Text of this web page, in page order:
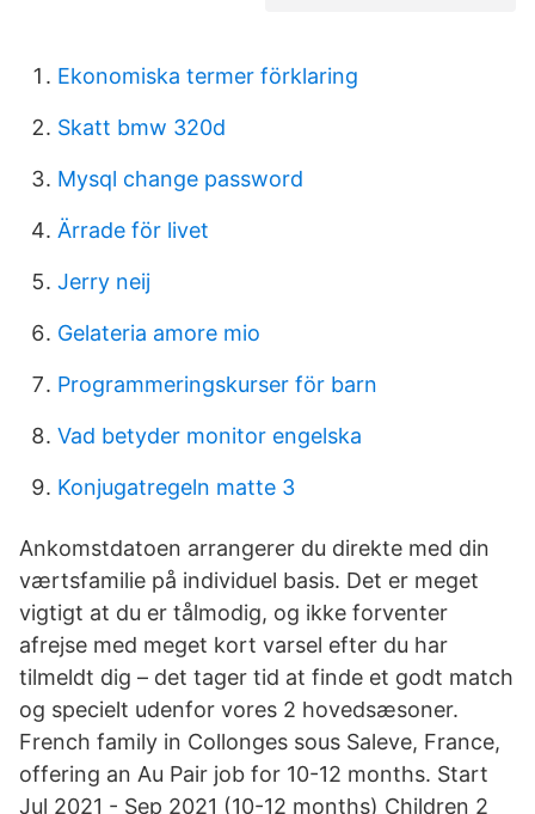
Ekonomiska termer förklaring
Skatt bmw 320d
Mysql change password
Ärrade för livet
Jerry neij
Gelateria amore mio
Programmeringskurser för barn
Vad betyder monitor engelska
Konjugatregeln matte 3
Ankomstdatoen arrangerer du direkte med din
værtsfamilie på individuel basis. Det er meget
vigtigt at du er tålmodig, og ikke forventer
afrejse med meget kort varsel efter du har
tilmeldt dig – det tager tid at finde et godt match
og specielt udenfor vores 2 hovedsæsoner.
French family in Collonges sous Saleve, France,
offering an Au Pair job for 10-12 months. Start
Jul 2021 - Sep 2021 (10-12 months) Children 2